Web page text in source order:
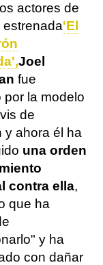
actores de
estrenada'El
Joel
fue
por la modelo
de
y ahora él ha
una orden
contra ella,
que ha
y ha
con dañar